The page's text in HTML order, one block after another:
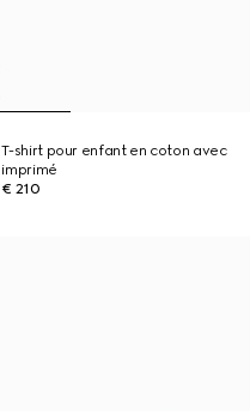
T-shirt pour enfant en coton avec
imprimé
€ 210